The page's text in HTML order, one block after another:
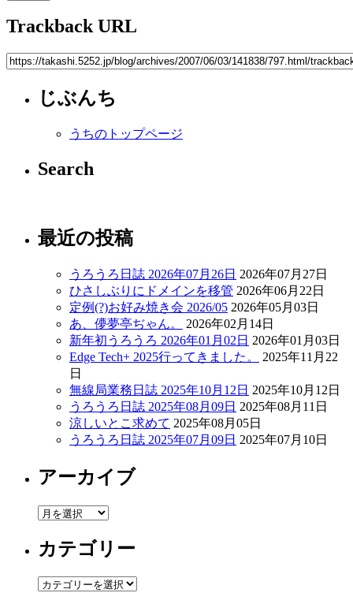
Trackback URL
じぶんち
うちのトップページ
Search
最近の投稿
うろうろ日誌 2026年07月26日 2026年07月27日
ひさしぶりにドメインを移管 2026年06月22日
定例(?)お好み焼き会 2026/05 2026年05月03日
あ、儚夢亭ぢゃん。
2026年02月14日
新年初うろうろ 2026年01月02日 2026年01月03日
Edge Tech+ 2025行ってきました。
2025年11月22
日
無線局業務日誌 2025年10月12日 2025年10月12日
うろうろ日誌 2025年08月09日 2025年08月11日
涼しいとこ求めて 2025年08月05日
うろうろ日誌 2025年07月09日 2025年07月10日
アーカイブ
ア
カ
イ
ブ
カテゴリー
カ